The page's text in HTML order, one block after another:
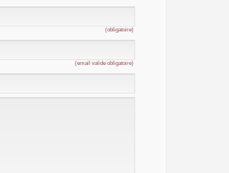
(obligatoire)
(email valide obligatoire)